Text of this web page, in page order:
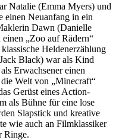
Natalie (Emma Myers) und
einen Neuanfang in ein
Dawn (Danielle
„Zoo auf Rädern“
Heldenerzählung
Black) war als Kind
Erwachsener einen
Welt von „Minecraft“
Gerüst eines Action-
als Bühne für eine lose
Slapstick und kreative
wie auch an Filmklassiker
Ringe.